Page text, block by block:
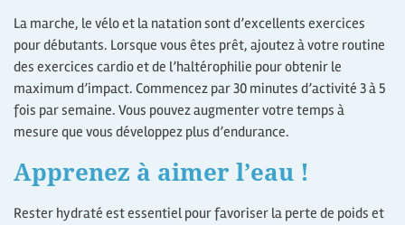
La marche, le vélo et la natation sont d’excellents exercices
pour débutants. Lorsque vous êtes prêt, ajoutez à votre routine
des exercices cardio et de l’haltérophilie pour obtenir le
maximum d’impact. Commencez par 30 minutes d’activité 3 à 5
fois par semaine. Vous pouvez augmenter votre temps à
mesure que vous développez plus d’endurance.
Apprenez à aimer l’eau !
Rester hydraté est essentiel pour favoriser la perte de poids et